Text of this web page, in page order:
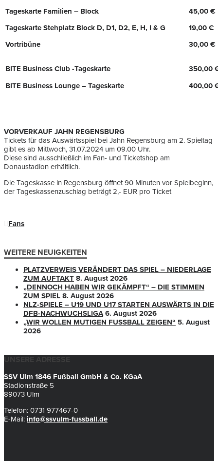
Tageskarte Familien – Block
45,00 €
Tageskarte Stehplatz Block D, D1, D2, E, H, I & G
19,00 €
Vortribüne
30,00 €
BITE Business Club -Tageskarte
350,00
BITE Business Lounge – Tageskarte
400,00
VORVERKAUF JAHN REGENSBURG
Tickets für das Auswärtsspiel bei Jahn Regensburg am 2. Spieltag
gibt es ab Mittwoch, 31.07.2024 um 09.00 Uhr.
Diese sind ausschließlich im Fan- und Ticketshop am
Donaustadion erhältlich.
Die Tageskasse in Regensburg öffnet 90 Minuten vor Spielbeginn,
der Tageskassenzuschlag beträgt 2,- EUR pro Ticket
Fans
WEITERE NEUIGKEITEN
PLATZVERWEIS VERÄNDERT DAS SPIEL – NIEDERLAGE
ZUM AUFTAKT 8. August 2026
„DENNOCH HABEN WIR GEKÄMPFT“ – DIE STIMMEN
ZUM SPIEL 8. August 2026
NLZ-SPIELE – U19 UND U17 STARTEN AUSWÄRTS IN DIE
DFB-NACHWUCHSLIGA 6. August 2026
„WIR WOLLEN MUTIGEN FUSSBALL ZEIGEN“
5. August
2026
UNSERE ADRESSE
SSV Ulm 1846 Fußball GmbH & Co. KGaA
Stadionstraße 5
89073 Ulm
Telefon: 0731 977467-0
E-Mail: info@ssvulm-fussball.de